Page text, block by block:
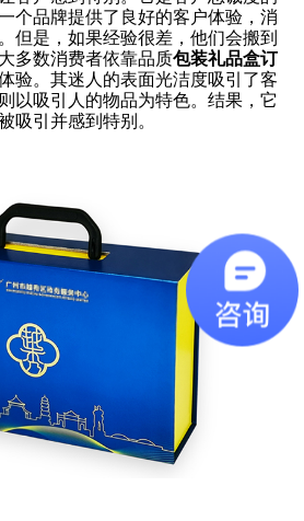
个品牌提供了良好的客户体验，消
但是，如果经验很差，他们会搬到
多数消费者依靠品质包装礼品盒订
验。其迷人的表面光洁度吸引了客
以吸引人的物品为特色。结果，它
吸引并感到特别。